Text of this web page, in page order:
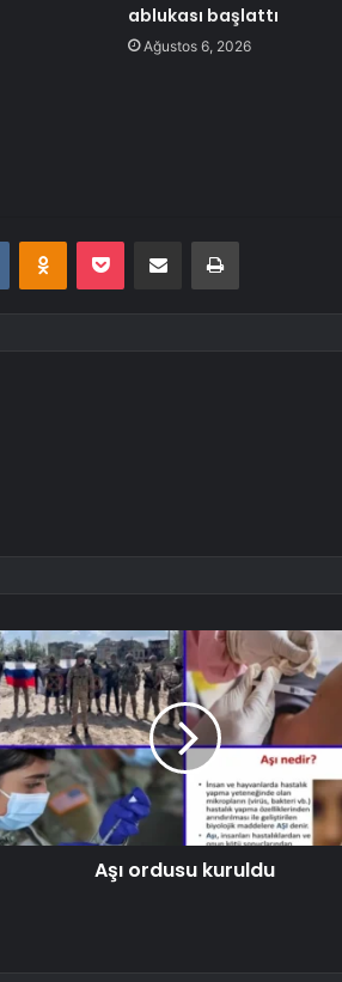
ablukası başlattı
Ağustos 6, 2026
VKontakteOdnoklassniki
Pocket E-Posta ile paylaş Yazdır
Aşı ordusu kuruldu